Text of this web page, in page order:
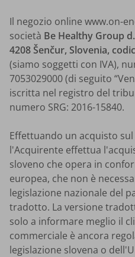
Il negozio online www.on-
società Be Healthy Group
4208 Šenčur, Slovenia,
(siamo soggetti con IVA),
7053029000 (di seguito
iscritta nel registro del
numero SRG: 2016-15840.
Effettuando un acquisto
l'Acquirente effettua
sloveno che opera in
europea, che non è
legislazione nazionale del
tradotto. La versione
solo a informare meglio il
commerciale è ancora
legislazione slovena o